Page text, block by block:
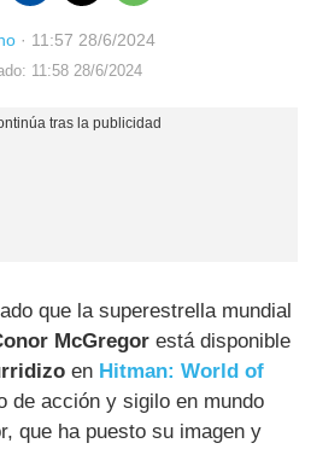
· 11:57 28/6/2024
11:58 28/6/2024
que la superestrella mundial
McGregor está disponible
en Hitman: World of
de acción y sigilo en mundo
que ha puesto su imagen y